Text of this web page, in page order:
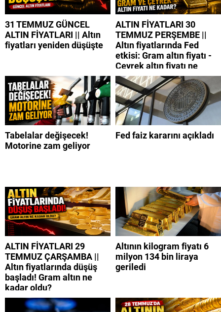
31 TEMMUZ GÜNCEL
ALTIN FİYATLARI || Altın
fiyatları yeniden düşüşte
ALTIN FİYATLARI 30
TEMMUZ PERŞEMBE ||
Altın fiyatlarında Fed
etkisi: Gram altın fiyatı -
Çeyrek altın fiyatı ne
kadar?
Tabelalar değişecek!
Motorine zam geliyor
Fed faiz kararını açıkladı
ALTIN FİYATLARI 29
TEMMUZ ÇARŞAMBA ||
Altın fiyatlarında düşüş
başladı! Gram altın ne
kadar oldu?
Altının kilogram fiyatı 6
milyon 134 bin liraya
geriledi